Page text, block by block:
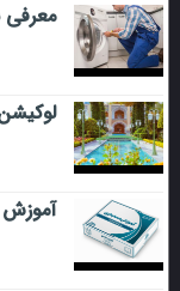
معرفی
آموزش